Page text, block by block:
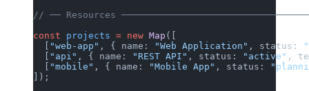
// ── Resources
const projects = new Map ([
  [
"web-app" , { name: "Web Application"
, status:
  [
"api" , { name: "REST API" , status: "active"
,
  [
"mobile" , { name: "Mobile App" , status:
]);